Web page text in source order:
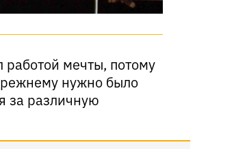
работой мечты, потому
нужно было
за различную